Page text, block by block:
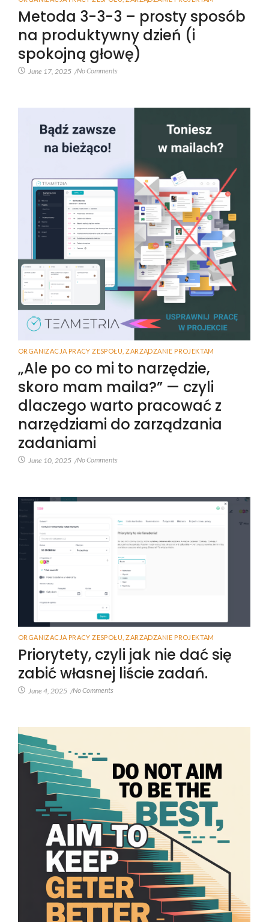
Metoda 3-3-3 – prosty sposób
na produktywny dzień (i
spokojną głowę)
June 17, 2025 /No Comments
ORGANIZACJA PRACY ZESPOŁU ZARZĄDZANIE PROJEKTAM
„Ale po co mi to narzędzie,
skoro mam maila?” — czyli
dlaczego warto pracować z
narzędziami do zarządzania
zadaniami
June 10, 2025 /No Comments
ORGANIZACJA PRACY ZESPOŁU ZARZĄDZANIE PROJEKTAM
Priorytety, czyli jak nie dać się
zabić własnej liście zadań.
June 4, 2025 /No Comments